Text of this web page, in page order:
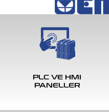
PLC VE HMI
PANELLER